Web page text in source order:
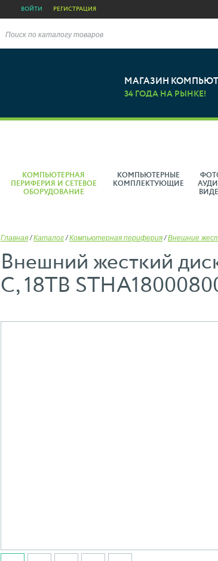
ВОЙТИ РЕГИСТРАЦИЯ
Поиск по каталогу товаров
МАГАЗИН
34 ГОДА НА РЫНКЕ!
КОМПЬЮТЕРНАЯ
ПЕРИФЕРИЯ И СЕТЕВОЕ
ОБОРУДОВАНИЕ
КОМПЬЮТЕРНЫЕ
КОМПЛЕКТУЮЩИЕ
Главная /Каталог /Компьютерная периферия /Внешние
Внешний жесткий
C, 18TB